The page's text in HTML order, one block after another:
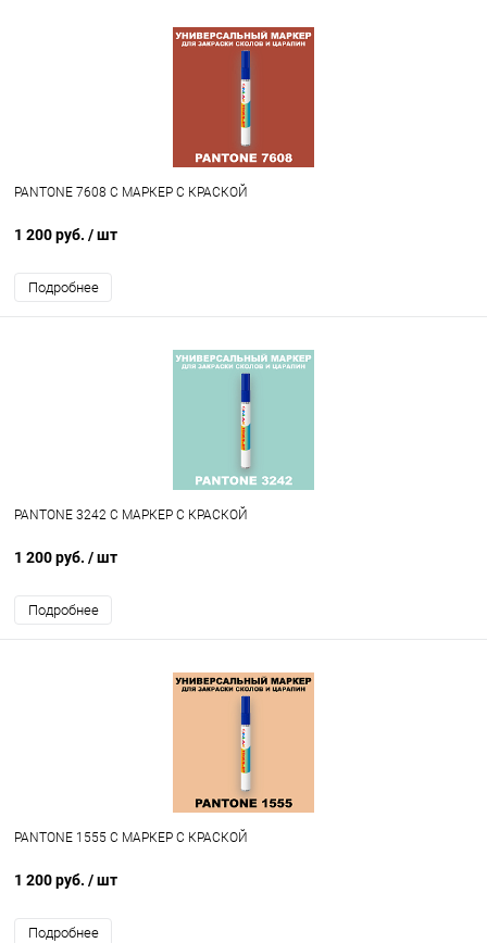
PANTONE 7608 C МАРКЕР С КРАСКОЙ
1 200 руб. / шт
Подробнее
PANTONE 3242 C МАРКЕР С КРАСКОЙ
1 200 руб. / шт
Подробнее
PANTONE 1555 C МАРКЕР С КРАСКОЙ
1 200 руб. / шт
Подробнее